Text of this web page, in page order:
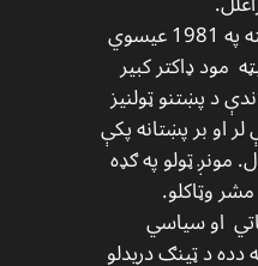
د روسیانو د یرغل وروسته په 1981 عیسوي
په 27 مه نیټه مود ډاکتر کبیر
د پښتنو ټولنیز
او بر پښتانه پکې
مونږ ټولو په ګډه
وټاکلو.
او سیاسي
د ټینګ دریدلو